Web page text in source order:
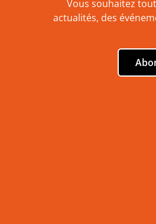
Vous souhaitez
actualités, des